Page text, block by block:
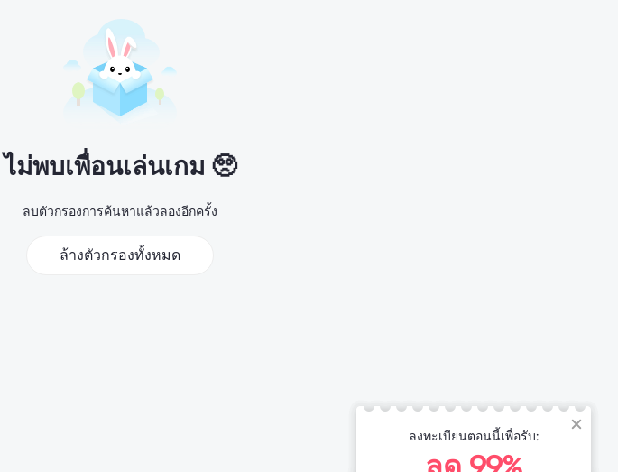
ไม่พบเพื่อนเล่นเกม 🥺
ลบตัวกรองการค้นหาแล้วลองอีกครั้ง
ล้างตัวกรองทั้งหมด
ลงทะเบียนตอนนี้เพื่อรับ: